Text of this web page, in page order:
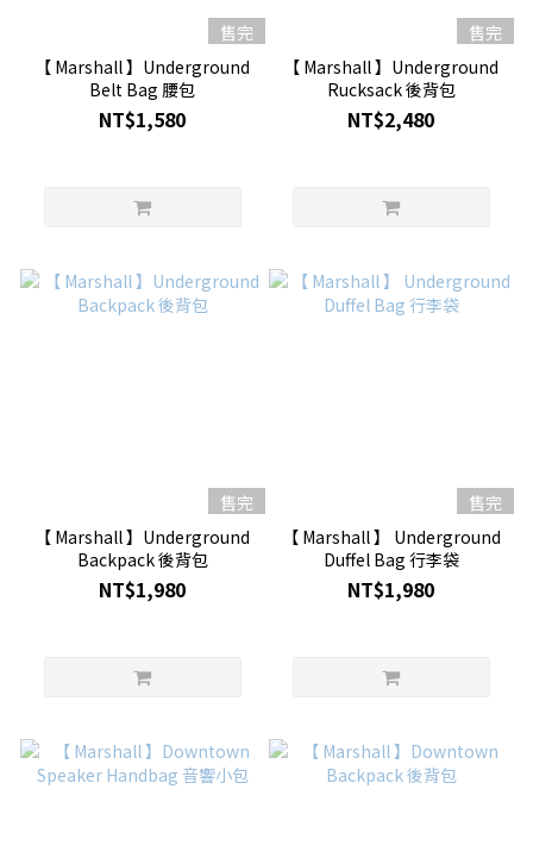
售完
【 Marshall 】Underground
Belt Bag 腰包
NT$1,580
售完
【 Marshall 】Underground
Rucksack 後背包
NT$2,480
售完
【 Marshall 】Underground
Backpack 後背包
NT$1,980
售完
【 Marshall 】 Underground
Duffel Bag 行李袋
NT$1,980